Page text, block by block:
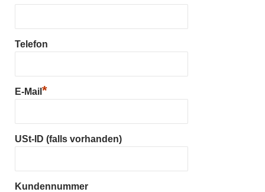
Telefon
E-Mail *
USt-ID (falls vorhanden)
Kundennummer